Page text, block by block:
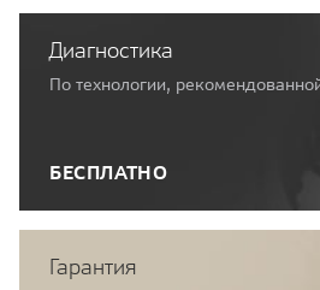
Диагностика
По технологии,
БЕСПЛАТНО
Гарантия